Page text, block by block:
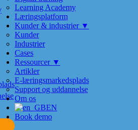
Learning Academy
Læringsplatform
Kunder & industrier ▼
Kunder
Industrier
Cases
Ressourcer ▼
Artikler
E-læringsmarkedsplads
Support og uddannelse
Om os
EN
Book demo